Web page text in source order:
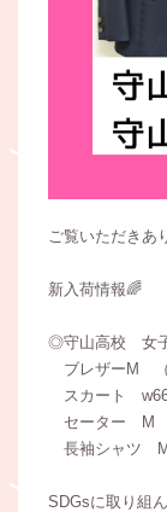
ご覧いただきあ
新入荷情報🌈
◎守山高校 女
ブレザーM （
スカート
セーター M
長袖シャツ M
SDGsに取り組